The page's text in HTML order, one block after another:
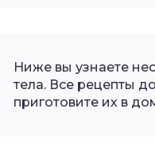
Ниже вы узнаете
тела. Все рецепты
приготовите их в